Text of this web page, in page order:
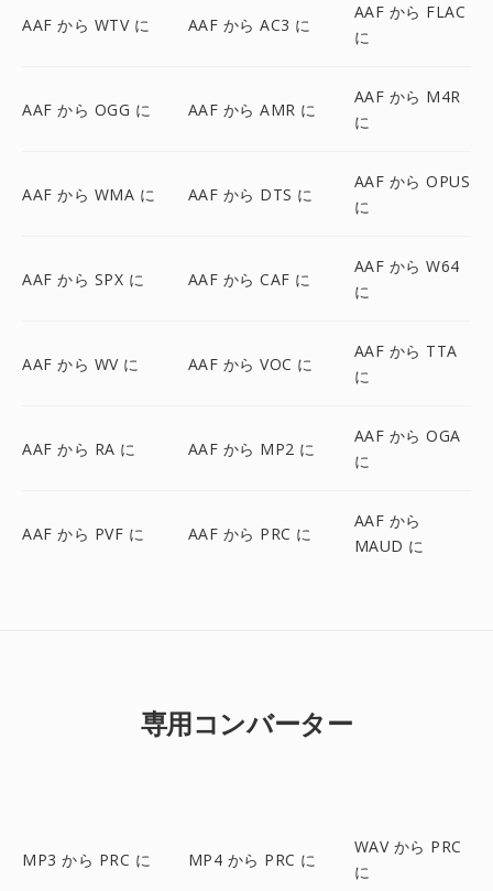
AAF から WTV に AAF から AC3 に
AAF から FLAC
に
AAF から OGG に AAF から AMR に
AAF から M4R
に
AAF から WMA に AAF から DTS に
AAF から OPUS
に
AAF から SPX に AAF から CAF に
AAF から W64
に
AAF から WV に AAF から VOC に
AAF から TTA
に
AAF から RA に AAF から MP2 に
AAF から OGA
に
AAF から PVF に AAF から PRC に
AAF から
MAUD に
専用コンバーター
MP3 から PRC に MP4 から PRC に
WAV から PRC
に